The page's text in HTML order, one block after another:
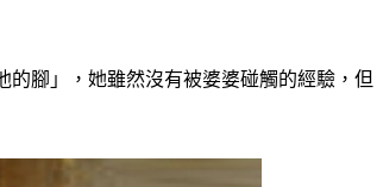
腳」，她雖然沒有被婆婆碰觸的經驗，但